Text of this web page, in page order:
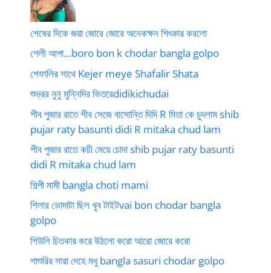
শেষের দিকে জয়া জোরে জোরে অনেকক্ষন শিৎকার করলো
শেলী আপা…boro bon k chodar bangla golpo
শেফালির সাথে Kejer meye Shafalir Shata
শুভ্রর নুনু মুন্নিদির ভিতরেdidikichudai
শীব পুজার রাতে শীব সেজে বাসোন্তি দিদি R মিতা কে চুদলাম shib
pujar raty basunti didi R mitaka chud lam
শীব পুজার রাতে কচী মেয়ে চোদা shib pujar raty basunti
didi R mitaka chud lam
শিল্পী মামী bangla choti mami
শিলার ভোদাটা ছিল খুব টাইটvai bon chodar bangla
golpo
শিউলি চিতকার করে উঠলো করো আরো জোরে করো
শাশুরির সারা দেহে মধু bangla sasuri chodar golpo